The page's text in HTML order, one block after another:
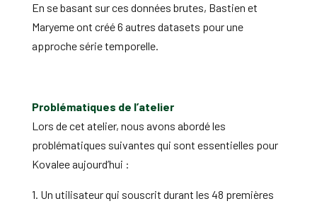
En se basant sur ces données brutes, Bastien et
Maryeme ont créé 6 autres datasets pour une
approche série temporelle.
Problématiques de l’atelier
Lors de cet atelier, nous avons abordé les
problématiques suivantes qui sont essentielles pour
Kovalee aujourd’hui :
1. Un utilisateur qui souscrit durant les 48 premières